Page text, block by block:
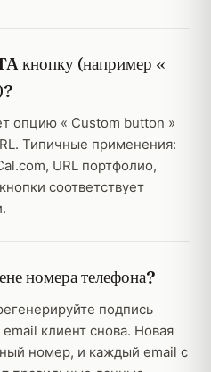
кнопку (например «
опцию « Custom button »
Типичные применения:
URL портфолио,
соответствует
номера телефона?
подпись
клиент снова. Новая
номер, и каждый email с